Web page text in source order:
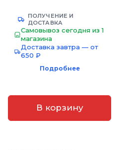
ПОЛУЧЕНИЕ И
ДОСТАВКА
Самовывоз сегодня из 1
магазина
Доставка завтра — от
650 ₽
Подробнее
В корзину